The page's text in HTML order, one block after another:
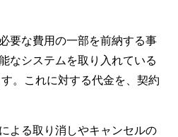
要な費用の一部を前納する事
なシステムを取り入れている
。これに対する代金を、契約
よる取り消しやキャンセルの